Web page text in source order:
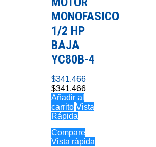
MONOFASICO
1/2 HP
BAJA
YC80B-4
$341.466
$341.466
Añadir al
carrito Vista
Rápida
Compare
Vista rápida